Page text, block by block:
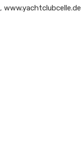
, www.yachtclubcelle.de